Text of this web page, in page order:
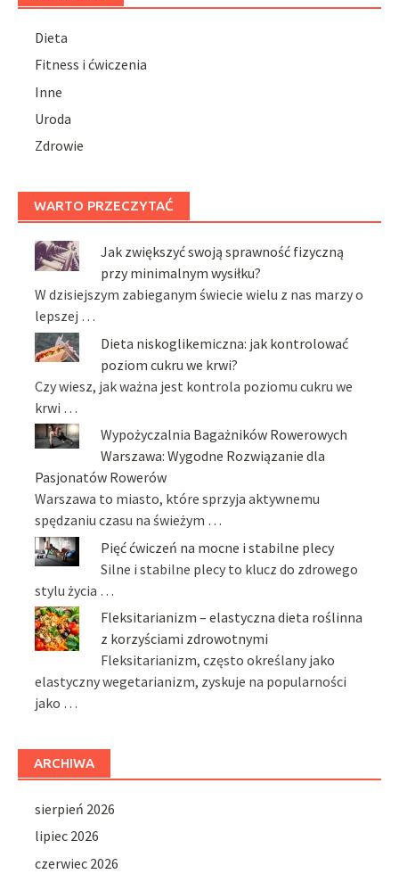
Dieta
Fitness i ćwiczenia
Inne
Uroda
Zdrowie
WARTO PRZECZYTAĆ
Jak zwiększyć swoją sprawność fizyczną
przy minimalnym wysiłku?
W dzisiejszym zabieganym świecie wielu z nas marzy o
lepszej …
Dieta niskoglikemiczna: jak kontrolować
poziom cukru we krwi?
Czy wiesz, jak ważna jest kontrola poziomu cukru we
krwi …
Wypożyczalnia Bagażników Rowerowych
Warszawa: Wygodne Rozwiązanie dla
Pasjonatów Rowerów
Warszawa to miasto, które sprzyja aktywnemu
spędzaniu czasu na świeżym …
Pięć ćwiczeń na mocne i stabilne plecy
Silne i stabilne plecy to klucz do zdrowego
stylu życia …
Fleksitarianizm – elastyczna dieta roślinna
z korzyściami zdrowotnymi
Fleksitarianizm, często określany jako
elastyczny wegetarianizm, zyskuje na popularności
jako …
ARCHIWA
sierpień 2026
lipiec 2026
czerwiec 2026